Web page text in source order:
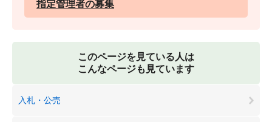
指定管理者の募集
このページを見ている人は
こんなページも見ています
入札・公売